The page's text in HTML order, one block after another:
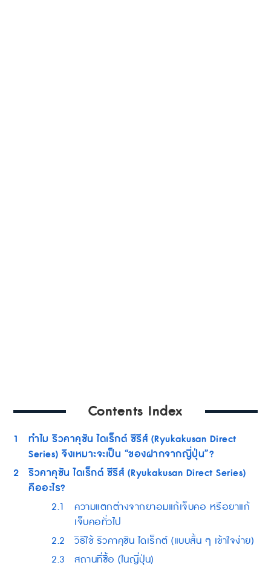
Contents Index
1
ทำไม ริวคาคุซัน ไดเร็กต์ ซีรีส์ (Ryukakusan Direct
Series) จึงเหมาะจะเป็น “ของฝากจากญี่ปุ่น”?
2 ริวคาคุซัน ไดเร็กต์ ซีรีส์ (Ryukakusan Direct Series)
คืออะไร?
2.1
ความแตกต่างจากยาอมแก้เจ็บคอ หรือยาแก้
เจ็บคอทั่วไป
2.2
วิธีใช้ ริวคาคุซัน ไดเร็กต์ (แบบสั้น ๆ เข้าใจง่าย)
2.3
สถานที่ซื้อ (ในญี่ปุ่น)